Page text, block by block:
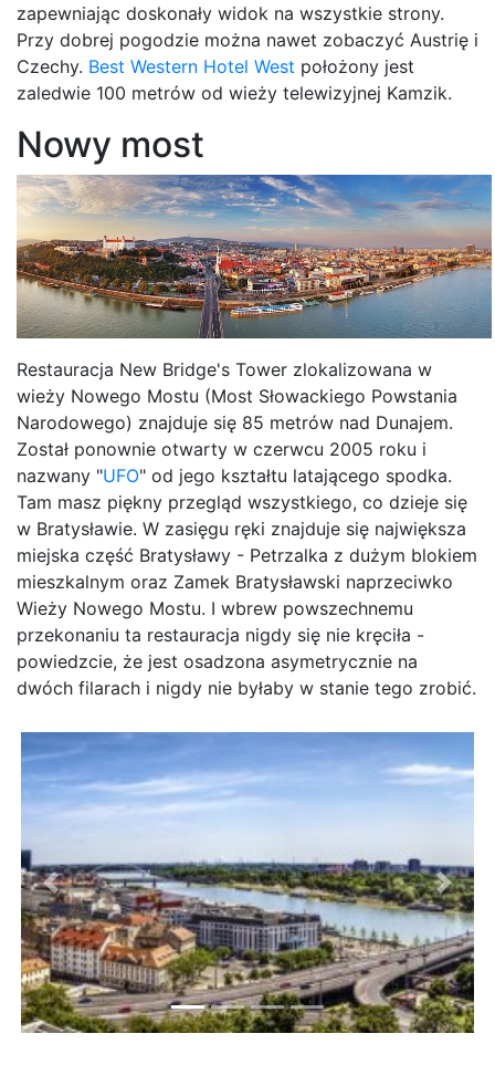
zapewniając doskonały widok na wszystkie strony.
Przy dobrej pogodzie można nawet zobaczyć Austrię i
Czechy. Best Western Hotel West położony jest
zaledwie 100 metrów od wieży telewizyjnej Kamzik.
Nowy most
Restauracja New Bridge's Tower zlokalizowana w
wieży Nowego Mostu (Most Słowackiego Powstania
Narodowego) znajduje się 85 metrów nad Dunajem.
Został ponownie otwarty w czerwcu 2005 roku i
nazwany "UFO" od jego kształtu latającego spodka.
Tam masz piękny przegląd wszystkiego, co dzieje się
w Bratysławie. W zasięgu ręki znajduje się największa
miejska część Bratysławy - Petrzalka z dużym blokiem
mieszkalnym oraz Zamek Bratysławski naprzeciwko
Wieży Nowego Mostu. I wbrew powszechnemu
przekonaniu ta restauracja nigdy się nie kręciła -
powiedzcie, że jest osadzona asymetrycznie na
dwóch filarach i nigdy nie byłaby w stanie tego zrobić.
Previous Next